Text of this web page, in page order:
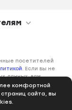
комфортной
сайта, вы
посетителей
. Если вы не
данных, вам